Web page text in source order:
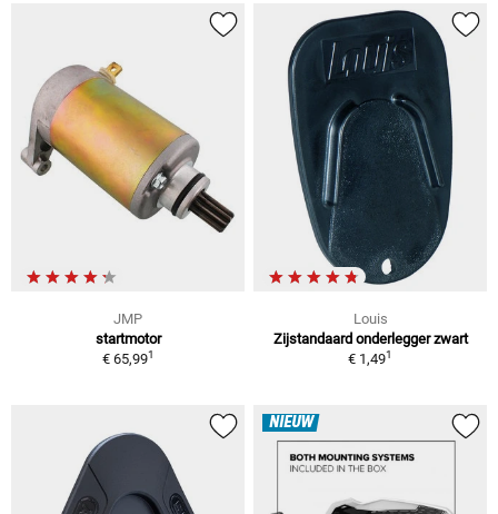
JMP
startmotor
€ 65,991
Louis
Zijstandaard onderlegger zwart
€ 1,491
NIEUW